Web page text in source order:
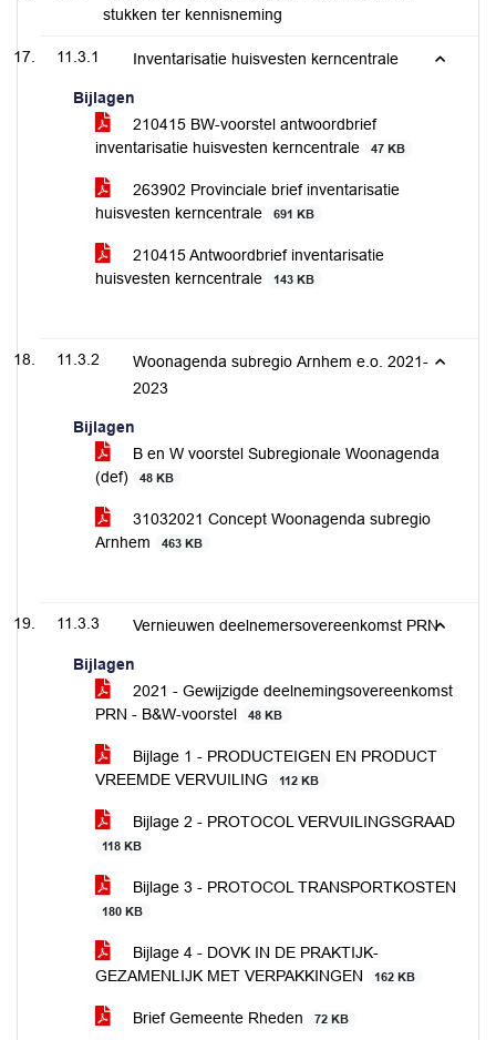
stukken ter kennisneming
11.3.1 Inventarisatie huisvesten kerncentrale
Bijlagen
210415 BW-voorstel antwoordbrief
inventarisatie huisvesten kerncentrale
47 KB
263902 Provinciale brief inventarisatie
huisvesten kerncentrale
691 KB
210415 Antwoordbrief inventarisatie
huisvesten kerncentrale
143 KB
11.3.2
Woonagenda subregio Arnhem e.o. 2021-
2023
Bijlagen
B en W voorstel Subregionale Woonagenda
(def)
48 KB
31032021 Concept Woonagenda subregio
Arnhem
463 KB
11.3.3 Vernieuwen deelnemersovereenkomst PRN
Bijlagen
2021 - Gewijzigde deelnemingsovereenkomst
PRN - B&W-voorstel
48 KB
Bijlage 1 - PRODUCTEIGEN EN PRODUCT
VREEMDE VERVUILING
112 KB
Bijlage 2 - PROTOCOL VERVUILINGSGRAAD
118 KB
Bijlage 3 - PROTOCOL TRANSPORTKOSTEN
180 KB
Bijlage 4 - DOVK IN DE PRAKTIJK-
GEZAMENLIJK MET VERPAKKINGEN
162 KB
Brief Gemeente Rheden 72 KB